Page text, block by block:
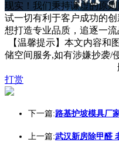
现实！我们秉持谦虚的原
试一切有利于客户成功的
想打造专业品质，追逐一
【温馨提示】本文内容和
储空间服务,如有涉嫌抄袭/
打赏
下一篇:路基护坡模具厂
上一篇:武汉新房除甲醛